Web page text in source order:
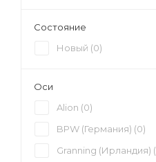
Состояние
Новый (0)
Оси
Alion (0)
BPW (Германия) (0)
Granning (Ирландия) (